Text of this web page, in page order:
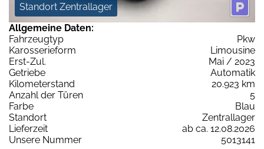
Standort Zentrallager
Allgemeine Daten:
Fahrzeugtyp
Pkw
Karosserieform
Limousine
Erst-Zul.
Mai / 2023
Getriebe
Automatik
Kilometerstand
20.923 km
Anzahl der Türen
5
Farbe
Blau
Standort
Zentrallager
Lieferzeit
ab ca. 12.08.2026
Unsere Nummer
5013141